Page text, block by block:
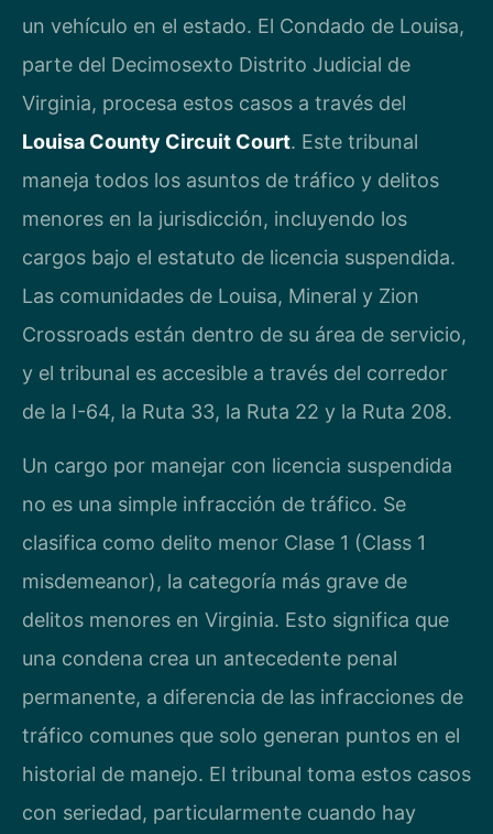
un vehículo en el estado. El Condado de Louisa,
parte del Decimosexto Distrito Judicial de
Virginia, procesa estos casos a través del
Louisa County Circuit Court. Este tribunal
maneja todos los asuntos de tráfico y delitos
menores en la jurisdicción, incluyendo los
cargos bajo el estatuto de licencia suspendida.
Las comunidades de Louisa, Mineral y Zion
Crossroads están dentro de su área de servicio,
y el tribunal es accesible a través del corredor
de la I-64, la Ruta 33, la Ruta 22 y la Ruta 208.
Un cargo por manejar con licencia suspendida
no es una simple infracción de tráfico. Se
clasifica como delito menor Clase 1 (Class 1
misdemeanor), la categoría más grave de
delitos menores en Virginia. Esto significa que
una condena crea un antecedente penal
permanente, a diferencia de las infracciones de
tráfico comunes que solo generan puntos en el
historial de manejo. El tribunal toma estos casos
con seriedad, particularmente cuando hay